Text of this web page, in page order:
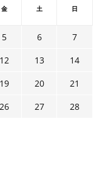
金 土 日
5 6
7
12 13
14
19 20
21
26 27
28